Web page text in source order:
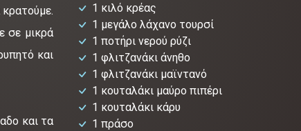
1 κιλό κρέας
1 μεγάλο λάχανο τουρσί
1 ποτήρι νερού ρύζι
1 φλιτζανάκι άνηθο
1 φλιτζανάκι μαϊντανό
1 κουταλάκι μαύρο πιπέρι
1 κουταλάκι κάρυ
1 πράσο
σε μικρά
και
και τα